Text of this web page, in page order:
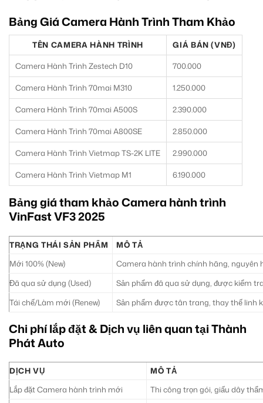
Bảng Giá Camera Hành Trình Tham Khảo
TÊN CAMERA HÀNH TRÌNH
GIÁ BÁN (VNĐ)
Camera Hành Trình Zestech D10
700.000
Camera Hành Trình 70mai M310 1.250.000
Camera Hành Trình 70mai A500S 2.390.000
Camera Hành Trình 70mai A800SE 2.850.000
Camera Hành Trình Vietmap TS-2K LITE 2.990.000
Camera Hành Trình Vietmap M1 6.190.000
Bảng giá tham khảo Camera hành trình
VinFast VF3 2025
TRẠNG THÁI SẢN PHẨM
MÔ TẢ
Mới 100% (New)
Camera hành trình chính hãng, nguyên
Đã qua sử dụng (Used)
Sản phẩm đã qua sử dụng, được kiểm
Tái chế/Làm mới (Renew)
Sản phẩm được tân trang, thay thế linh
Chi phí lắp đặt & Dịch vụ liên quan tại Thành
Phát Auto
DỊCH VỤ
MÔ TẢ
Lắp đặt Camera hành trình mới
Thi công trọn gói, giấu dây